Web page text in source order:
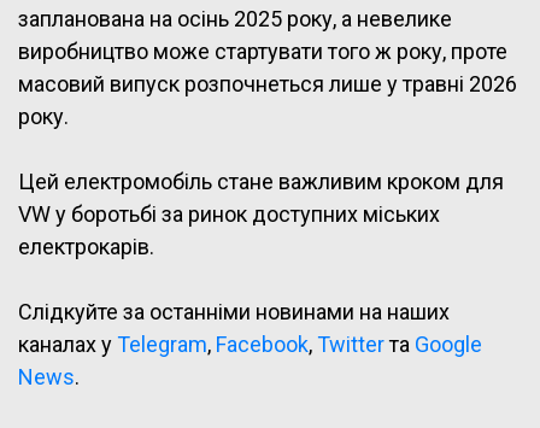
запланована на осінь 2025 року, а невелике
виробництво може стартувати того ж року, проте
масовий випуск розпочнеться лише у травні 2026
року.
Цей електромобіль стане важливим кроком для
VW у боротьбі за ринок доступних міських
електрокарів.
Слідкуйте за останніми новинами на наших
каналах уTelegram, Facebook,Twitterта Google
News.